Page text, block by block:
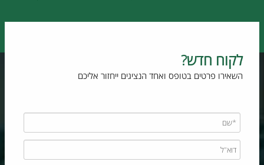
לקוח חדש?
השאירו פרטים בטופס ואחד הנציגים ייחזור אליכם